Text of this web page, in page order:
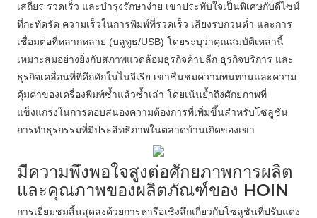
เสถียร รวดเร็ว และบำรุงรักษาง่าย เขาประทับใจเป็นพิเศษกับดีไซน์
ที่กะทัดรัด ความเร็วในการพิมพ์ที่รวดเร็ว เสียงรบกวนต่ำ และการ
เชื่อมต่อที่หลากหลาย (บลูทูธ/USB) โดยระบุว่าคุณสมบัติเหล่านี้
เหมาะสมอย่างยิ่งกับสภาพแวดล้อมธุรกิจค้าปลีก ธุรกิจบริการ และ
ธุรกิจเคลื่อนที่ที่คึกคักในไนจีเรีย เขาชื่นชมความทนทานและความ
คุ้มค่าของเครื่องพิมพ์ซ้ำแล้วซ้ำเล่า โดยเน้นย้ำถึงศักยภาพที่
แข็งแกร่งในการตอบสนองความต้องการที่เพิ่มขึ้นสำหรับโซลูชัน
การทำธุรกรรมที่มีประสิทธิภาพในตลาดบ้านเกิดของเขา
มีความพึงพอใจสูงต่อศักยภาพการผลิต
และคุณภาพของผลิตภัณฑ์ของ HOIN
การเยี่ยมชมสิ้นสุดลงด้วยการหารือเชิงลึกเกี่ยวกับโซลูชันที่ปรับแต่ง